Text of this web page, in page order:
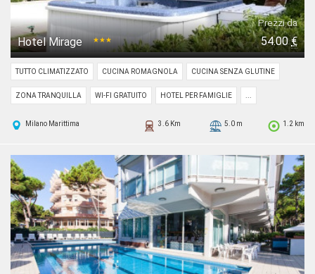
Hotel Mirage ★★★
Prezzi da
54.00€
TUTTO CLIMATIZZATO CUCINA ROMAGNOLA CUCINA SENZA GLUTINE
ZONA TRANQUILLA WI-FI GRATUITO HOTEL PER FAMIGLIE
Milano Marittima 1.2 km
5.0 m
3.6 Km